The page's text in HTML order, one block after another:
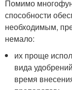
Помимо
способности
необходимым,
немало:
их проще
вида
время